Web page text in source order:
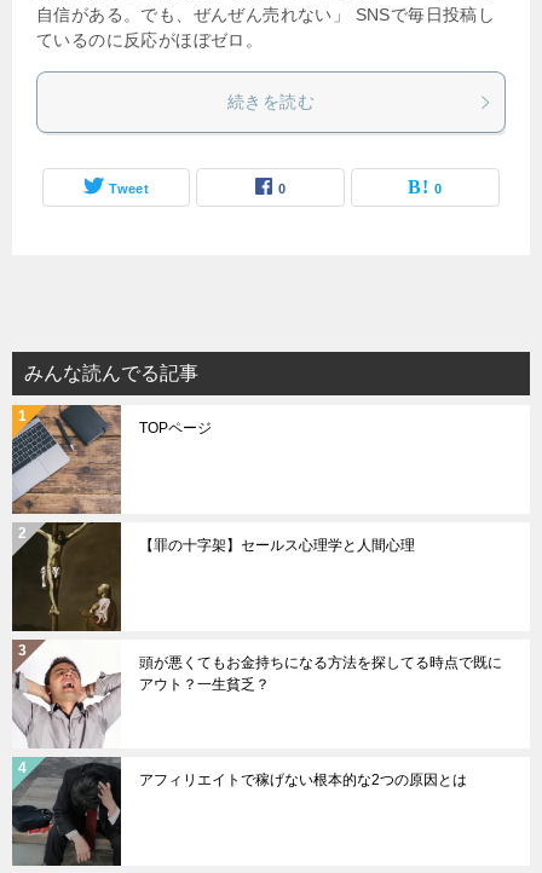
自信がある。でも、ぜんぜん売れない」 SNSで毎日投稿し
ているのに反応がほぼゼロ。
続きを読む
Tweet 0 0
みんな読んでる記事
TOPページ
【罪の十字架】セールス心理学と人間心理
頭が悪くてもお金持ちになる方法を探してる時点で既に
アウト？一生貧乏？
アフィリエイトで稼げない根本的な2つの原因とは